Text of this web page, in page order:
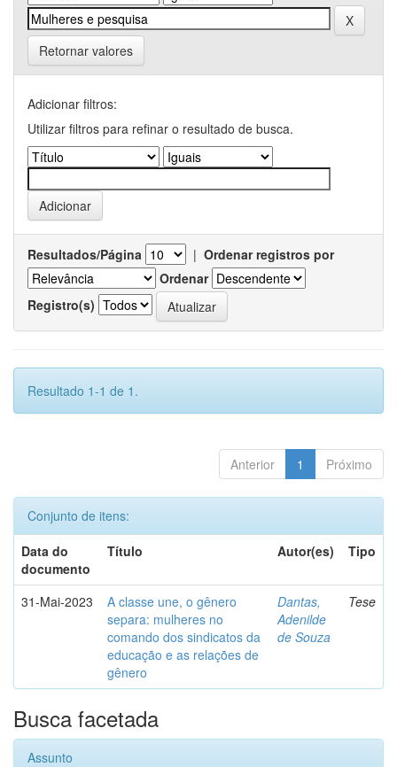
Retornar valores
Adicionar filtros:
Utilizar filtros para refinar o resultado de busca.
Resultados/Página | Ordenar registros por
Ordenar
Registro(s)
Resultado 1-1 de 1.
Anterior 1 Próximo
Conjunto de itens:
Data do
documento
Título Autor(es) Tipo
31-Mai-2023
A classe une, o gênero
separa: mulheres no
comando dos sindicatos da
educação e as relações de
gênero
Dantas,
Adenilde
de Souza
Tese
Busca facetada
Assunto